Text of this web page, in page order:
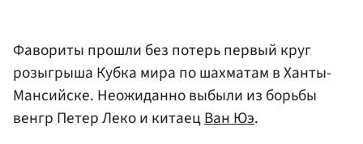
Фавориты прошли без потерь первый круг
розыгрыша Кубка мира по шахматам в Ханты-
Мансийске. Неожиданно выбыли из борьбы
венгр Петер Леко и китаецВан Юэ.